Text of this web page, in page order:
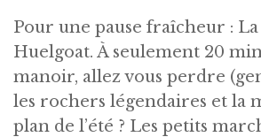
Pour une pause fraîcheur :
Huelgoat. À seulement 20
manoir, allez vous perdre
les rochers légendaires et la
plan de l’été ? Les petits